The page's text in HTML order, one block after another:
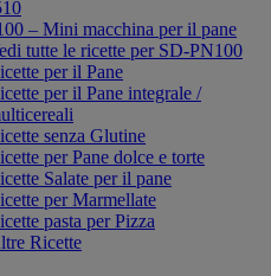
– Mini macchina per il pane
tutte le ricette per SD-PN100
per il Pane
per il Pane integrale /
senza Glutine
per Pane dolce e torte
Salate per il pane
per Marmellate
pasta per Pizza
Ricette